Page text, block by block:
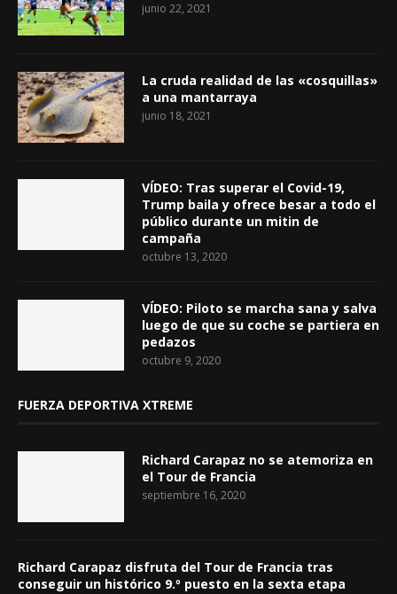
junio 22, 2021
La cruda realidad de las «cosquillas»
a una mantarraya
junio 18, 2021
VÍDEO: Tras superar el Covid-19,
Trump baila y ofrece besar a todo el
público durante un mitin de
campaña
octubre 13, 2020
VÍDEO: Piloto se marcha sana y salva
luego de que su coche se partiera en
pedazos
octubre 9, 2020
FUERZA DEPORTIVA XTREME
Richard Carapaz no se atemoriza en
el Tour de Francia
septiembre 16, 2020
Richard Carapaz disfruta del Tour de Francia tras
conseguir un histórico 9.º puesto en la sexta etapa